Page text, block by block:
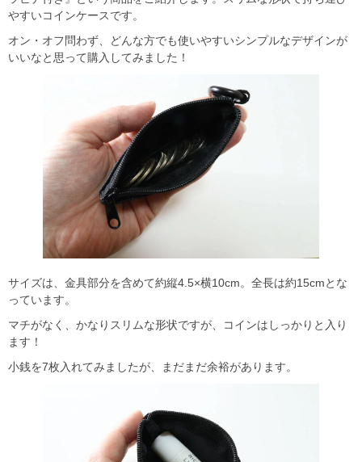
やすいコインケースです。
オン・オフ問わず、どんな方でも使いやすいシンプルなデザインが
いいなと思って購入してみました！
サイズは、金具部分を含めて約縦4.5×横10cm。全長は約15cmとな
っています。
マチがなく、かなりスリムな形状ですが、コインはしっかりと入り
ます！
小銭を7枚入れてみましたが、まだまだ余裕があります。